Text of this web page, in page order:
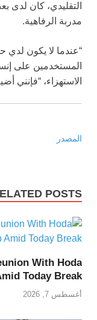
التقليدي، كان لدى
مدربة الرفاهية.
“عندما لا يكون لدي
المستخدمين على
الاستهزاء،
المصدر
POSTS
With Hoda
Today Break
أغسطس 7, 2026